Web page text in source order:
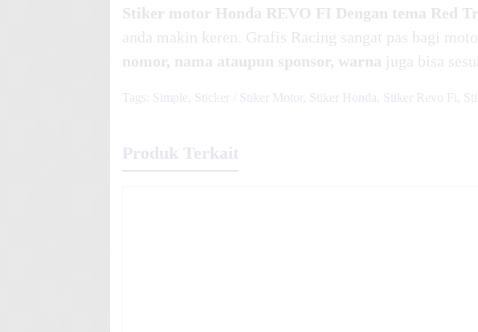
Stiker motor Honda REVO FI Dengan tema Red
anda makin keren. Grafis Racing sangat pas bagi
nomor, nama ataupun sponsor, warna juga bisa
Tags: Simple Sticker / Stiker Motor Stiker Honda Stiker Revo Fi
Produk Terkait